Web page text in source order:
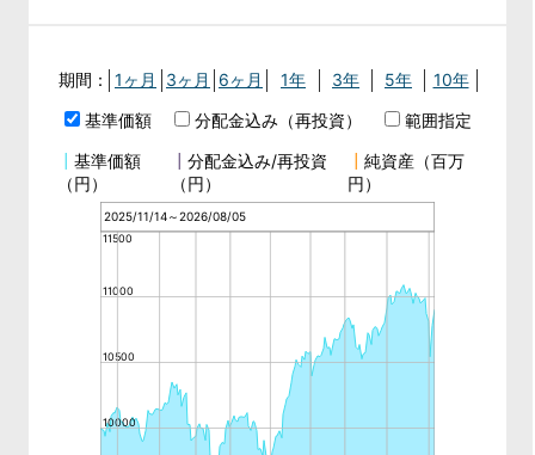
期間： 1ヶ月 3ヶ月 6ヶ月 1年 3年 5年
10年
基準価額
分配金込み（再投資）
範囲指定
基準価額
（円）
分配金込み/再投資
（円）
純資産（百万
円）